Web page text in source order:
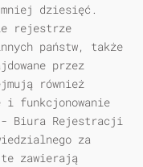
dziesięć.
rejestrze
państw, także
przez
również
i funkcjonowanie
- Biura Rejestracji
za
zawierają